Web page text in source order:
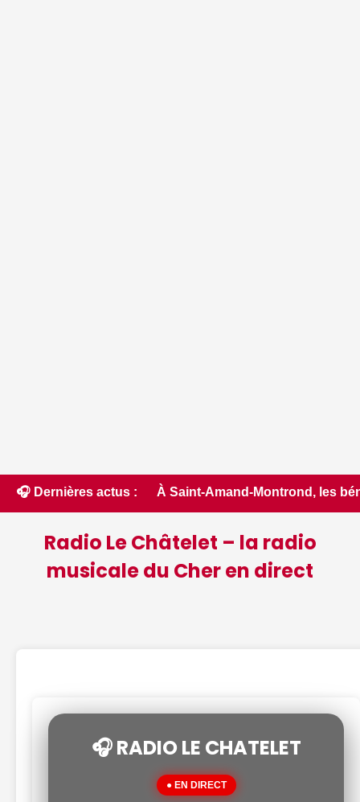
🎧 Dernières actus :
📰 À Saint-Amand-Montrond, les bénévoles
Radio Le Châtelet – la radio
musicale du Cher en direct
🎧 RADIO LE CHATELET
● EN DIRECT